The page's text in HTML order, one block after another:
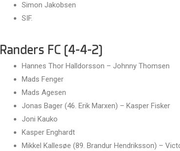
Simon Jakobsen
SIF.
Randers FC (4-4-2)
Hannes Thor Halldorsson – Johnny Thomsen
Mads Fenger
Mads Agesen
Jonas Bager (46. Erik Marxen) – Kasper Fisker
Joni Kauko
Kasper Enghardt
Mikkel Kallesøe (89. Brandur Hendriksson) –